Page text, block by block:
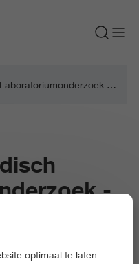
Biologie en Medisch Laboratoriumonderzoek - Medische Diagnostiek quiz module 1
-
quiz
optimaal te laten